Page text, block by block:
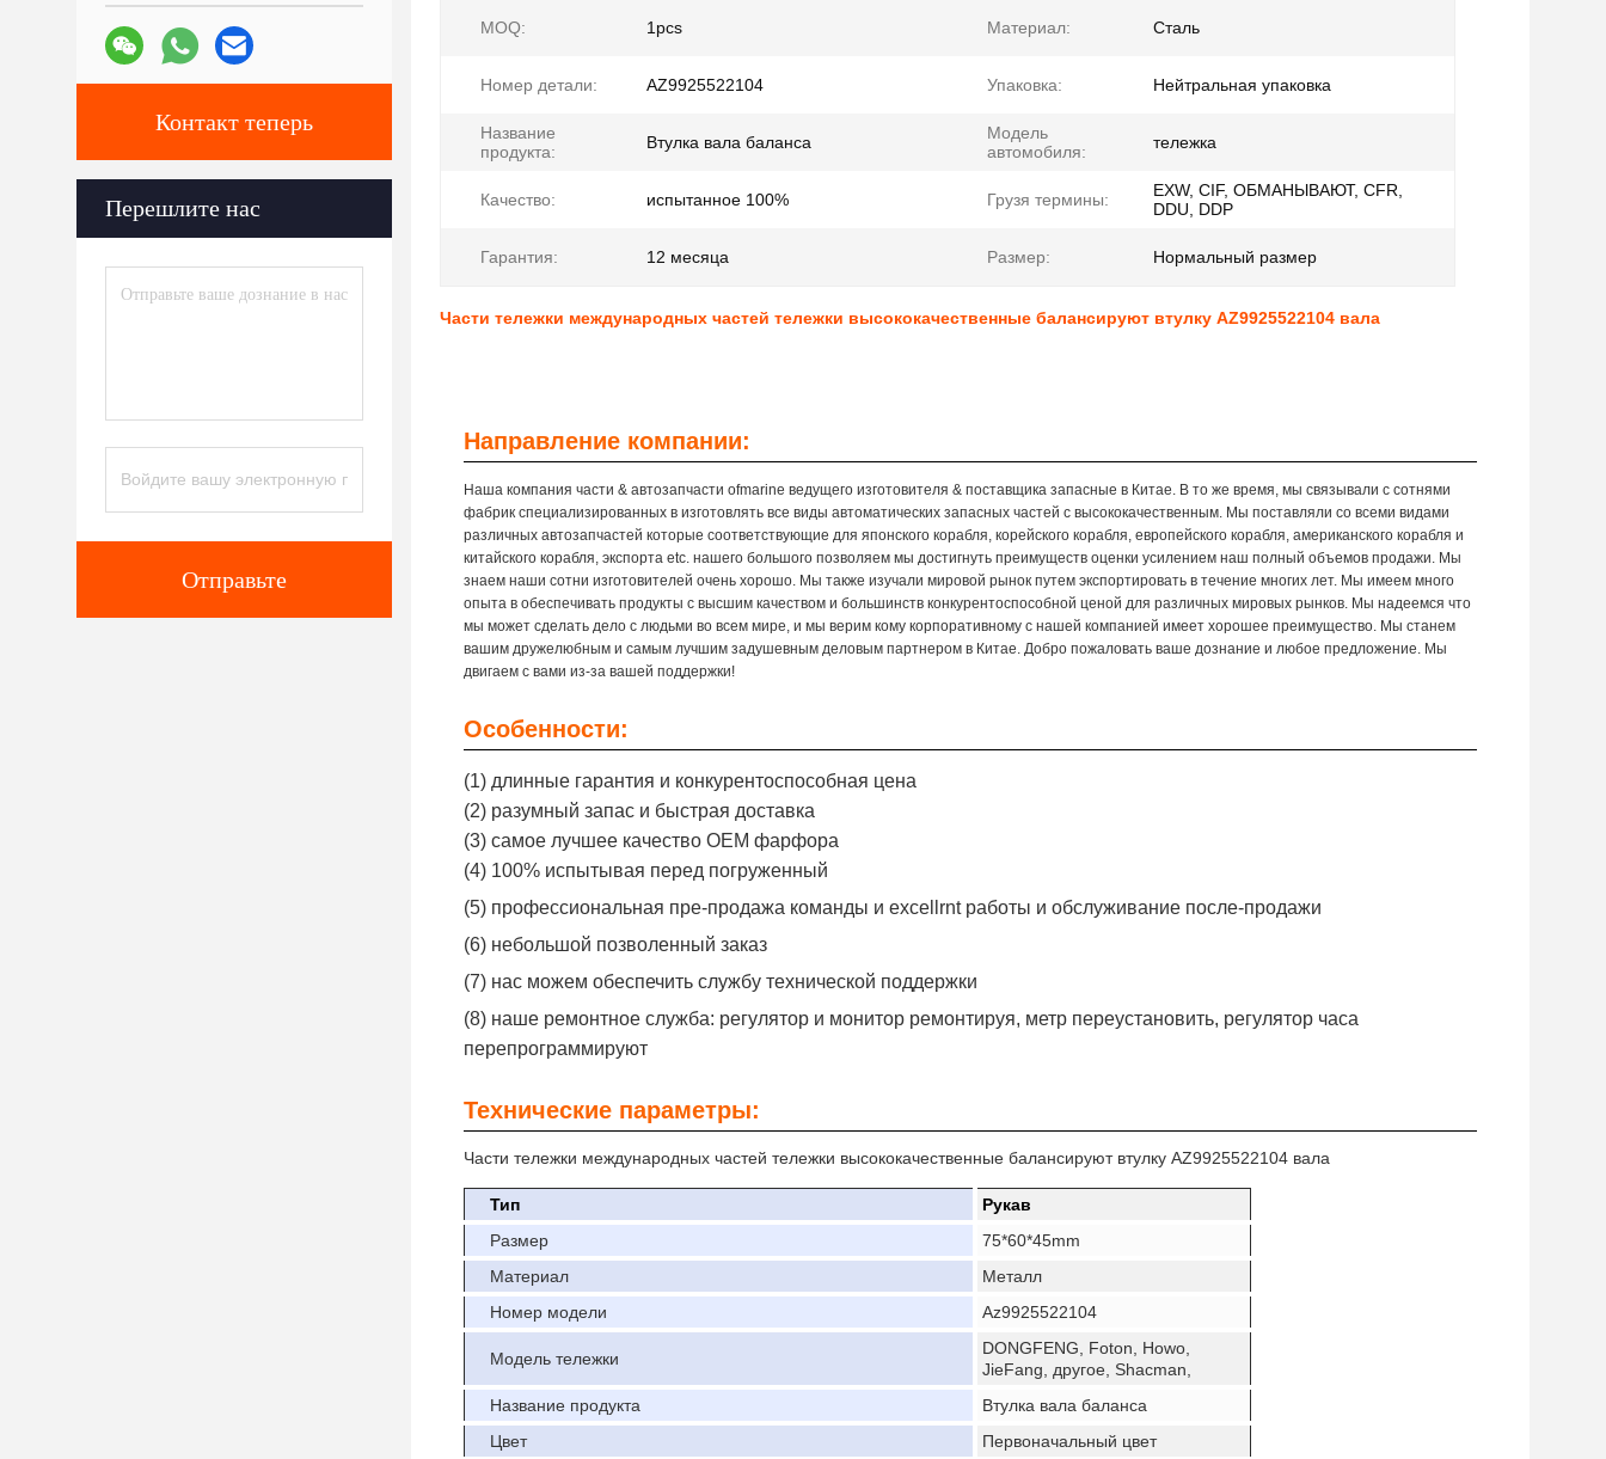
Контакт теперь
Перешлите нас
Отправьте
MOQ: 1pcs Материал: Сталь
Номер детали: AZ9925522104 Упаковка: Нейтральная упаковка
Название
продукта:
Втулка вала баланса
Модель
автомобиля:
тележка
Качество: испытанное 100% Грузя термины:
EXW, CIF, ОБМАНЫВАЮТ, CFR,
DDU, DDP
Гарантия: 12 месяца Размер: Нормальный размер
Части тележки международных частей тележки высококачественные балансируют втулку AZ9925522104 вала
Направление компании:
Наша компания части & автозапчасти ofmarine ведущего изготовителя & поставщика запасные в Китае. В то же время, мы связывали с сотнями
фабрик специализированных в изготовлять все виды автоматических запасных частей с высококачественным. Мы поставляли со всеми видами
различных автозапчастей которые соответствующие для японского корабля, корейского корабля, европейского корабля, американского корабля и
китайского корабля, экспорта etc. нашего большого позволяем мы достигнуть преимуществ оценки усилением наш полный объемов продажи. Мы
знаем наши сотни изготовителей очень хорошо. Мы также изучали мировой рынок путем экспортировать в течение многих лет. Мы имеем много
опыта в обеспечивать продукты с высшим качеством и большинств конкурентоспособной ценой для различных мировых рынков. Мы надеемся что
мы может сделать дело с людьми во всем мире, и мы верим кому корпоративному с нашей компанией имеет хорошее преимущество. Мы станем
вашим дружелюбным и самым лучшим задушевным деловым партнером в Китае. Добро пожаловать ваше дознание и любое предложение. Мы
двигаем с вами из-за вашей поддержки!
Особенности:
(1) длинные гарантия и конкурентоспособная цена
(2) разумный запас и быстрая доставка
(3) самое лучшее качество OEM фарфора
(4) 100% испытывая перед погруженный
(5) профессиональная пре-продажа команды и excellrnt работы и обслуживание после-продажи
(6) небольшой позволенный заказ
(7) нас можем обеспечить службу технической поддержки
(8) наше ремонтное служба: регулятор и монитор ремонтируя, метр переустановить, регулятор часа
перепрограммируют
Технические параметры:
Части тележки международных частей тележки высококачественные балансируют втулку AZ9925522104 вала
Тип
Рукав
Размер
75*60*45mm
Материал
Металл
Номер модели
Az9925522104
Модель тележки
DONGFENG, Foton, Howo,
JieFang, другое, Shacman,
Название продукта
Втулка вала баланса
Цвет
Первоначальный цвет